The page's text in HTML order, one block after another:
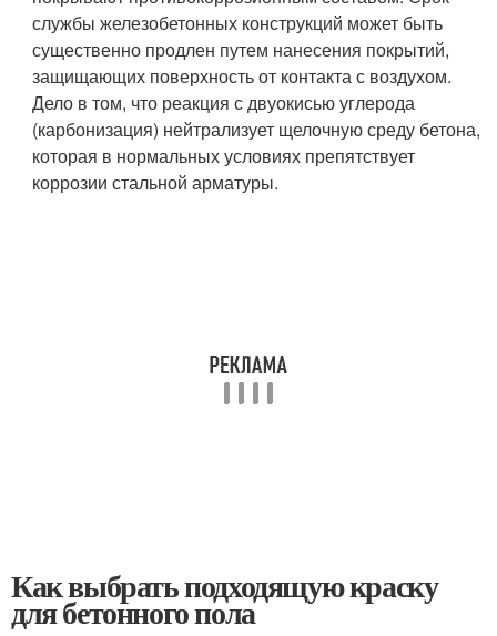
службы железобетонных конструкций может быть
существенно продлен путем нанесения покрытий,
защищающих поверхность от контакта с воздухом.
Дело в том, что реакция с двуокисью углерода
(карбонизация) нейтрализует щелочную среду бетона,
которая в нормальных условиях препятствует
коррозии стальной арматуры.
Как выбрать подходящую краску
для бетонного пола